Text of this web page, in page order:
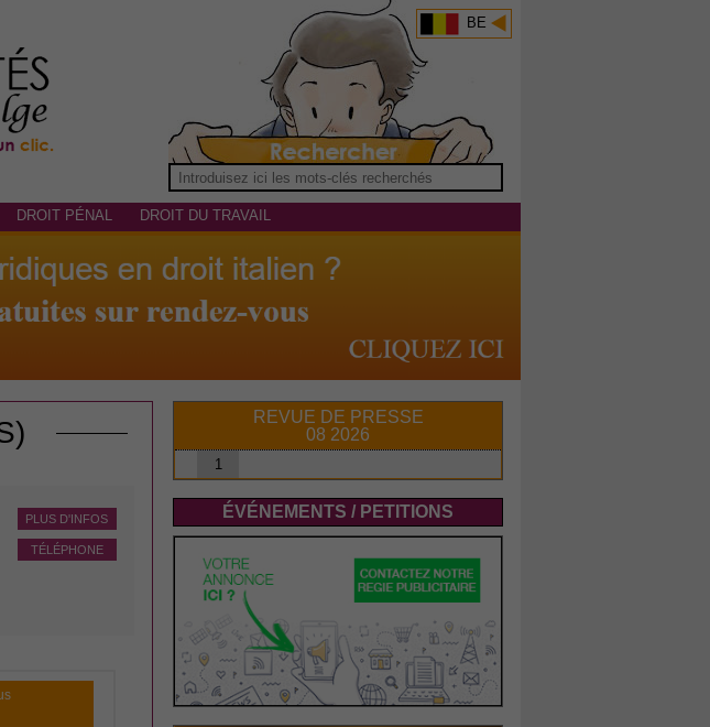
BE
DROIT PÉNAL DROIT DU TRAVAIL
PLUS D'INFOS
TÉLÉPHONE
REVUE DE PRESSE
08 2026
1
ÉVÉNEMENTS / PETITIONS